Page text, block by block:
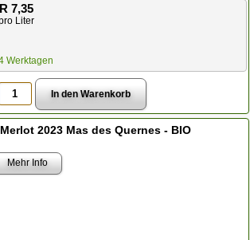
7,35
Liter
Werktagen
Merlot 2023 Mas des Quernes - BIO
Mehr Info